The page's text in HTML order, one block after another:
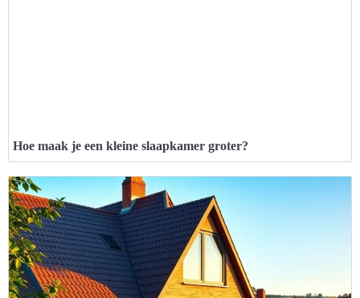
Hoe maak je een kleine slaapkamer groter?